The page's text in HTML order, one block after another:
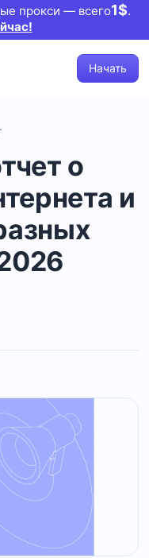
прокси — всего1$.
Начать
о
и